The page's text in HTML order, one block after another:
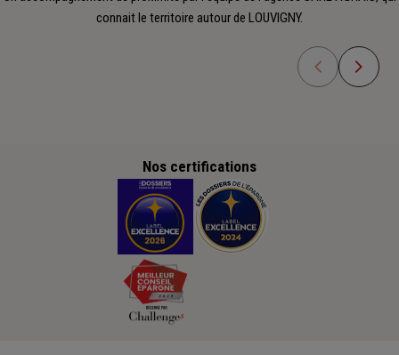
connait le territoire autour de LOUVIGNY.
Nos certifications